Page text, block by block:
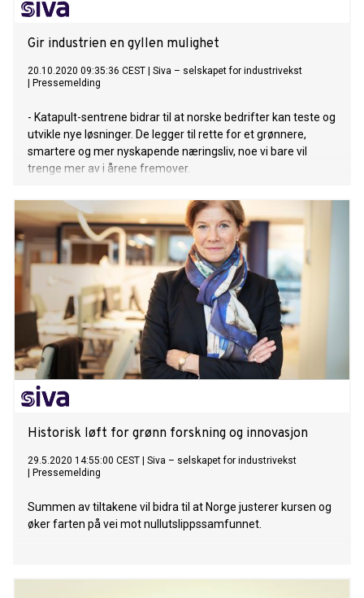
Gir industrien en gyllen mulighet
20.10.2020 09:35:36 CEST
Siva – selskapet for industrivekst
Pressemelding
- Katapult-sentrene bidrar til at norske bedrifter kan teste og
utvikle nye løsninger. De legger til rette for et grønnere,
smartere og mer nyskapende næringsliv, noe vi bare vil
trenge mer av i årene fremover.
Historisk løft for grønn forskning og innovasjon
29.5.2020 14:55:00 CEST
Siva – selskapet for industrivekst
Pressemelding
Summen av tiltakene vil bidra til at Norge justerer kursen og
øker farten på vei mot nullutslippssamfunnet.